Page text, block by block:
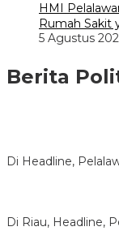
HMI
Rumah Sakit
5 Agustus
Berita
Di Headline,
Di Riau, Headline,